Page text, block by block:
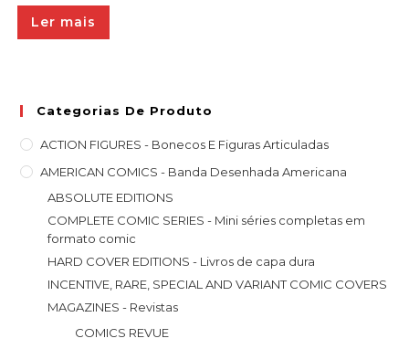
Ler mais
Categorias De Produto
ACTION FIGURES - Bonecos E Figuras Articuladas
AMERICAN COMICS - Banda Desenhada Americana
ABSOLUTE EDITIONS
COMPLETE COMIC SERIES - Mini séries completas em
formato comic
HARD COVER EDITIONS - Livros de capa dura
INCENTIVE, RARE, SPECIAL AND VARIANT COMIC COVERS
MAGAZINES - Revistas
COMICS REVUE